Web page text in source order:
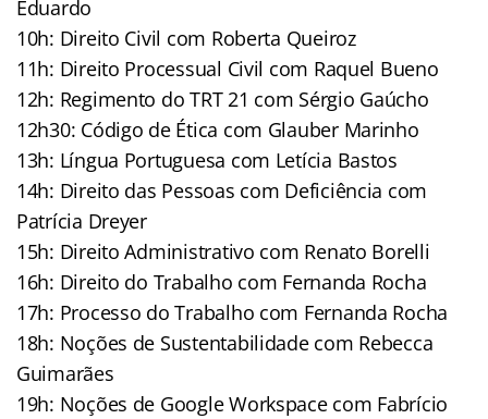
Eduardo
10h: Direito Civil com Roberta Queiroz
11h: Direito Processual Civil com Raquel Bueno
12h: Regimento do TRT 21 com Sérgio Gaúcho
12h30: Código de Ética com Glauber Marinho
13h: Língua Portuguesa com Letícia Bastos
14h: Direito das Pessoas com Deficiência com
Patrícia Dreyer
15h: Direito Administrativo com Renato Borelli
16h: Direito do Trabalho com Fernanda Rocha
17h: Processo do Trabalho com Fernanda Rocha
18h: Noções de Sustentabilidade com Rebecca
Guimarães
19h: Noções de Google Workspace com Fabrício